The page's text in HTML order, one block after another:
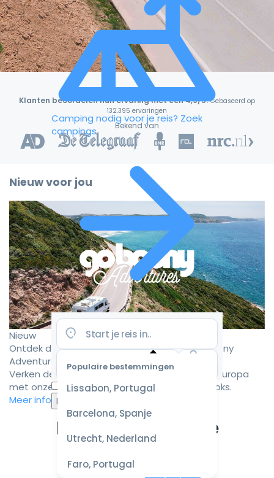
Camping nodig voor je reis? Zoek
campings
Populaire bestemmingen
Lissabon, Portugal
Barcelona, Spanje
Utrecht, Nederland
Faro, Portugal
Selecteer
datum
voor de
beste
prijzen
Klanten beoordelen hun ervaring met een 4,9/5! Gebaseerd op
132.395 ervaringen
Bekend van
Nieuw voor jou
Nieuw
Ontdek de mooiste camperroutes met Goboony
Adventures
Verken de mooiste camperbestemmingen in Europa
met onze zorgvuldig samengestelde roadbooks.
Meer informatie
Ervaar de ultieme
campervakantie